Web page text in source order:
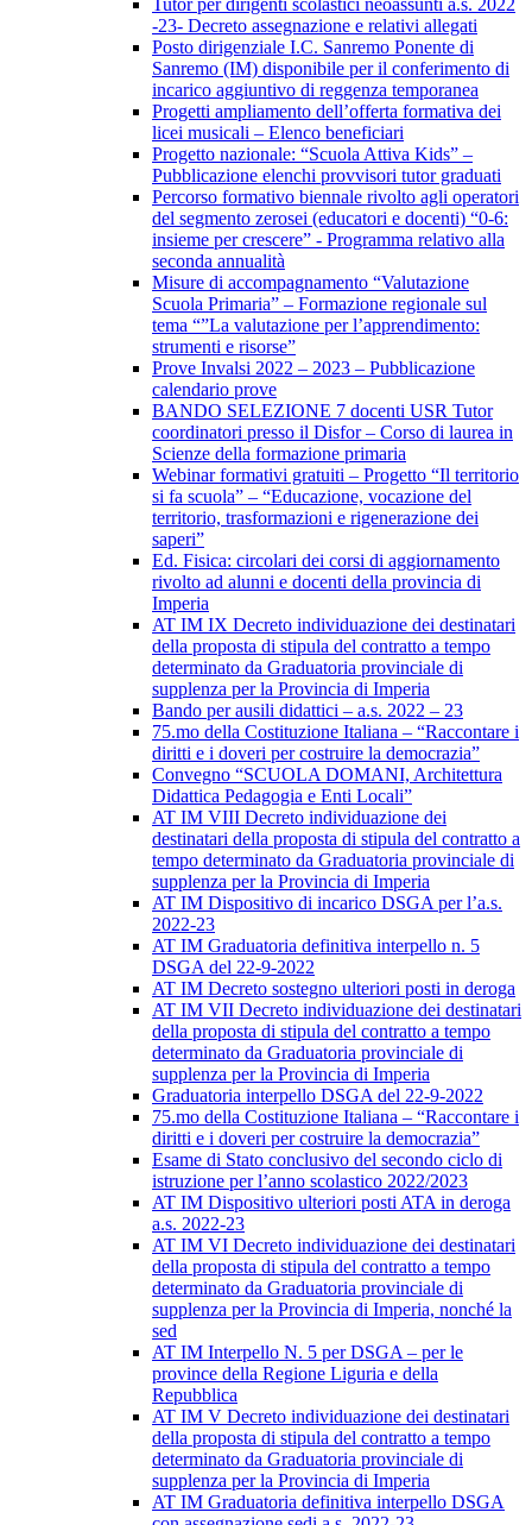
Tutor per dirigenti scolastici neoassunti a.s. 2022
-23- Decreto assegnazione e relativi allegati
Posto dirigenziale I.C. Sanremo Ponente di
Sanremo (IM) disponibile per il conferimento di
incarico aggiuntivo di reggenza temporanea
Progetti ampliamento dell’offerta formativa dei
licei musicali – Elenco beneficiari
Progetto nazionale: “Scuola Attiva Kids” –
Pubblicazione elenchi provvisori tutor graduati
Percorso formativo biennale rivolto agli operatori
del segmento zerosei (educatori e docenti) “0-6:
insieme per crescere” - Programma relativo alla
seconda annualità
Misure di accompagnamento “Valutazione
Scuola Primaria” – Formazione regionale sul
tema “”La valutazione per l’apprendimento:
strumenti e risorse”
Prove Invalsi 2022 – 2023 – Pubblicazione
calendario prove
BANDO SELEZIONE 7 docenti USR Tutor
coordinatori presso il Disfor – Corso di laurea in
Scienze della formazione primaria
Webinar formativi gratuiti – Progetto “Il territorio
si fa scuola” – “Educazione, vocazione del
territorio, trasformazioni e rigenerazione dei
saperi”
Ed. Fisica: circolari dei corsi di aggiornamento
rivolto ad alunni e docenti della provincia di
Imperia
AT IM IX Decreto individuazione dei destinatari
della proposta di stipula del contratto a tempo
determinato da Graduatoria provinciale di
supplenza per la Provincia di Imperia
Bando per ausili didattici – a.s. 2022 – 23
75.mo della Costituzione Italiana – “Raccontare i
diritti e i doveri per costruire la democrazia”
Convegno “SCUOLA DOMANI, Architettura
Didattica Pedagogia e Enti Locali”
AT IM VIII Decreto individuazione dei
destinatari della proposta di stipula del contratto a
tempo determinato da Graduatoria provinciale di
supplenza per la Provincia di Imperia
AT IM Dispositivo di incarico DSGA per l’a.s.
2022-23
AT IM Graduatoria definitiva interpello n. 5
DSGA del 22-9-2022
AT IM Decreto sostegno ulteriori posti in deroga
AT IM VII Decreto individuazione dei destinatari
della proposta di stipula del contratto a tempo
determinato da Graduatoria provinciale di
supplenza per la Provincia di Imperia
Graduatoria interpello DSGA del 22-9-2022
75.mo della Costituzione Italiana – “Raccontare i
diritti e i doveri per costruire la democrazia”
Esame di Stato conclusivo del secondo ciclo di
istruzione per l’anno scolastico 2022/2023
AT IM Dispositivo ulteriori posti ATA in deroga
a.s. 2022-23
AT IM VI Decreto individuazione dei destinatari
della proposta di stipula del contratto a tempo
determinato da Graduatoria provinciale di
supplenza per la Provincia di Imperia, nonché la
sed
AT IM Interpello N. 5 per DSGA – per le
province della Regione Liguria e della
Repubblica
AT IM V Decreto individuazione dei destinatari
della proposta di stipula del contratto a tempo
determinato da Graduatoria provinciale di
supplenza per la Provincia di Imperia
AT IM Graduatoria definitiva interpello DSGA